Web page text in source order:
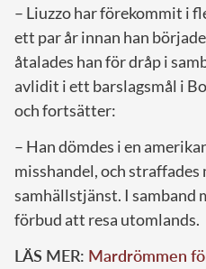
– Liuzzo har förekommit i
ett par år innan han
åtalades han för dråp i
avlidit i ett barslagsmål i
och fortsätter:
– Han dömdes i en
misshandel, och straffades
samhällstjänst. I samband
förbud att resa utomlands.
LÄS MER: Mardrömmen